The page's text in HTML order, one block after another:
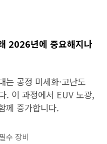
2026년에 중요해지나
공정 미세화·고난도
. 이 과정에서 EUV 노광,
께 증가합니다.
수 장비